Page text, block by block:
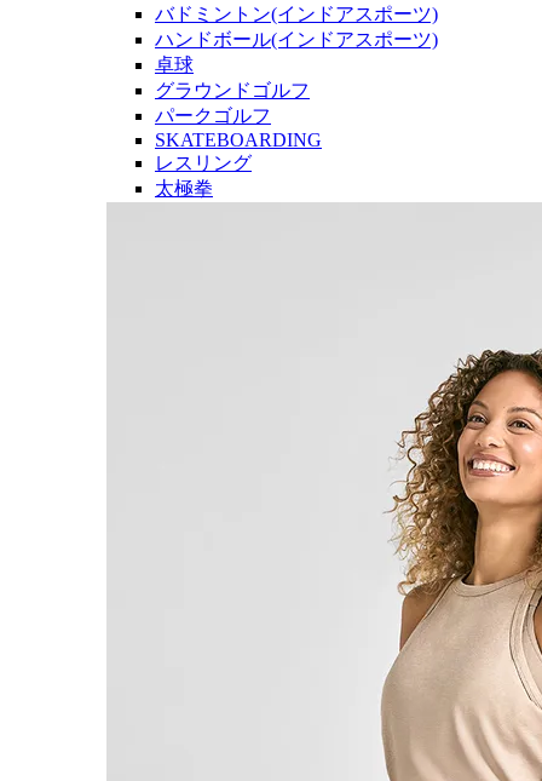
バドミントン(インドアスポーツ)
ハンドボール(インドアスポーツ)
卓球
グラウンドゴルフ
パークゴルフ
SKATEBOARDING
レスリング
太極拳